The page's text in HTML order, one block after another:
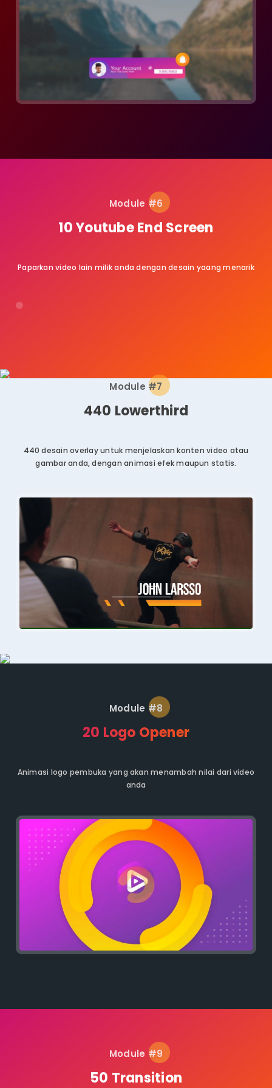
Module #6
10 Youtube End Screen
Paparkan video lain milik anda dengan desain yaang menarik
Module #7
440 Lowerthird
440 desain overlay untuk menjelaskan konten video atau
gambar anda,dengan animasi efek maupun statis.
Module #8
20 Logo Opener
Animasi logo pembuka yang akan menambah nilai dari video
anda
Module #9
50 Transition